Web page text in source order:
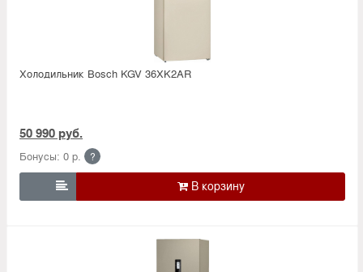
Холодильник Bosсh KGV 36XK2AR
50 990 руб.
Бонусы: 0 р. ?
